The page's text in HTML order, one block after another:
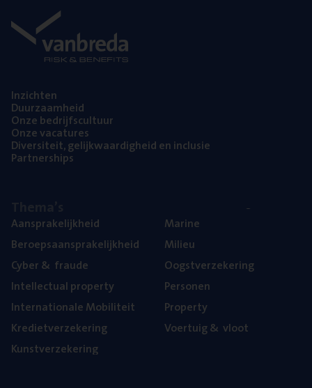
Inzich­ten
Duur­zaam­heid
Onze bedrijfs­cul­tuur
Onze vaca­tu­res
Diver­si­teit, gelijk­waar­dig­heid en inclusie
Part­ner­ships
Aan­spra­ke­lijk­heid
Beroeps­aan­spra­ke­lijk­heid
Cyber& fraude
Intel­lec­tu­al property
Inter­na­ti­o­na­le Mobiliteit
Kre­diet­ver­ze­ke­ring
Kunst­ver­ze­ke­ring
Mari­ne
Mili­eu
Oogst­ver­ze­ke­ring
Per­so­nen
Pro­per­ty
Voer­tuig& vloot